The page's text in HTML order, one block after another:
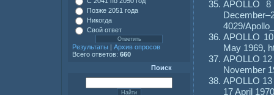
Позже 2051 года
Никогда
Свой ответ
Результаты | Архив опросов
Всего ответов: 660
Поиск
APOLLO
4029/
APOLLO
May 1969,
APOLLO
November
APOLLO 13
17 April